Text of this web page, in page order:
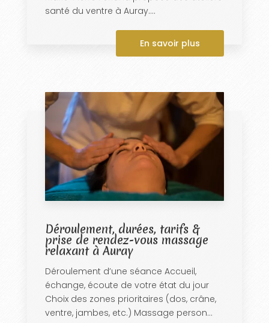
santé du ventre à Auray....
En savoir plus
Déroulement, durées, tarifs &
prise de rendez-vous massage
relaxant à Auray
Déroulement d’une séance Accueil,
échange, écoute de votre état du jour
Choix des zones prioritaires (dos, crâne,
ventre, jambes, etc.) Massage person...